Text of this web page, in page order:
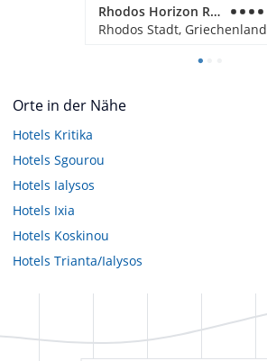
Rhodos Horizon Resort
Rhodos Stadt, Griechenland
Orte in der Nähe
Hotels Kritika
Hotels Sgourou
Hotels Ialysos
Hotels Ixia
Hotels Koskinou
Hotels Trianta/Ialysos